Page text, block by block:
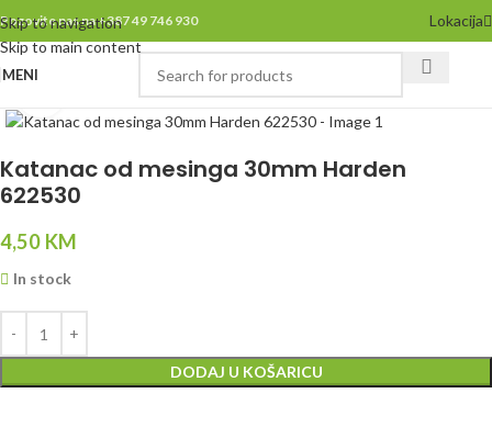
Skip to navigation
Skip to main content
Pozovite nas na +387 49 746 930 Lokacija
MENI
Click to enlarge
Katanac od mesinga 30mm Harden
622530
4,50 KM
In stock
DODAJ U KOŠARICU